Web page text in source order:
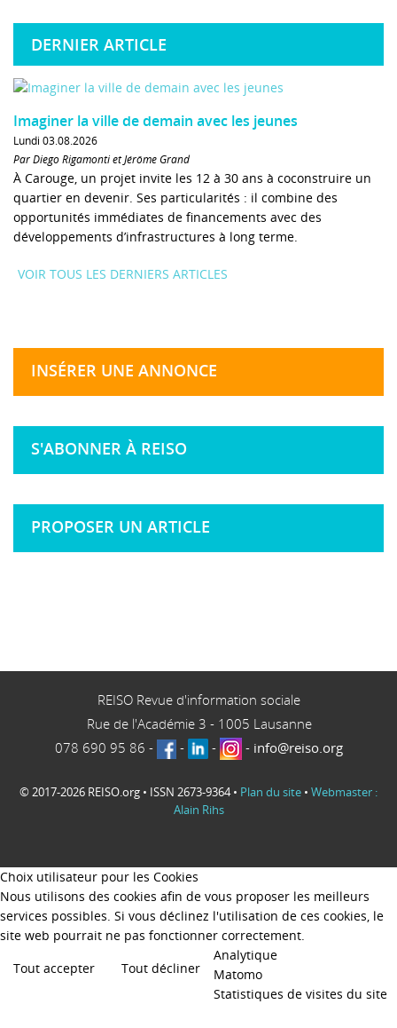
DERNIER ARTICLE
Imaginer la ville de demain avec les jeunes
Lundi 03.08.2026
Par Diego Rigamonti et Jérôme Grand
À Carouge, un projet invite les 12 à 30 ans à coconstruire un
quartier en devenir. Ses particularités : il combine des
opportunités immédiates de financements avec des
développements d’infrastructures à long terme.
VOIR TOUS LES DERNIERS ARTICLES
INSÉRER UNE ANNONCE
S'ABONNER À REISO
PROPOSER UN ARTICLE
REISO Revue d'information sociale
Rue de l'Académie 3 - 1005 Lausanne
078 690 95 86 - - - - info@reiso.org
© 2017-2026 REISO.org • ISSN 2673-9364 • Plan du site • Webmaster :
Alain Rihs
Choix utilisateur pour les Cookies
Nous utilisons des cookies afin de vous proposer les meilleurs
services possibles. Si vous déclinez l'utilisation de ces cookies, le
site web pourrait ne pas fonctionner correctement.
Tout accepter
Tout décliner
Analytique
Matomo
Statistiques de visites du site